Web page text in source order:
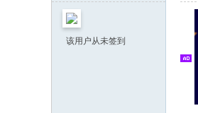
该用户从未签到